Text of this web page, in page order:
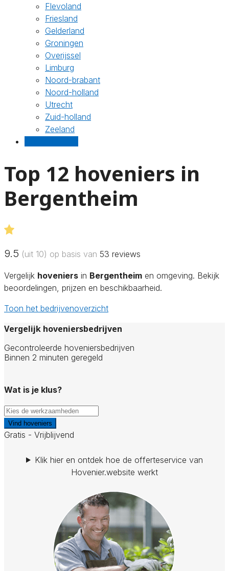
Flevoland
Friesland
Gelderland
Groningen
Overijssel
Limburg
Noord-brabant
Noord-holland
Utrecht
Zuid-holland
Zeeland
Top 12 hoveniers in
Bergentheim
9.5 (uit 10) op basis van 53 reviews
Vergelijk hoveniers in Bergentheim en omgeving. Bekijk
beoordelingen, prijzen en beschikbaarheid.
Toon het bedrijvenoverzicht
Vergelijk hoveniersbedrijven
Gecontroleerde hoveniersbedrijven
Binnen 2 minuten geregeld
Wat is je klus?
Vind hoveniers
Gratis - Vrijblijvend
Klik hier en ontdek hoe de offerteservice van
Hovenier.website werkt